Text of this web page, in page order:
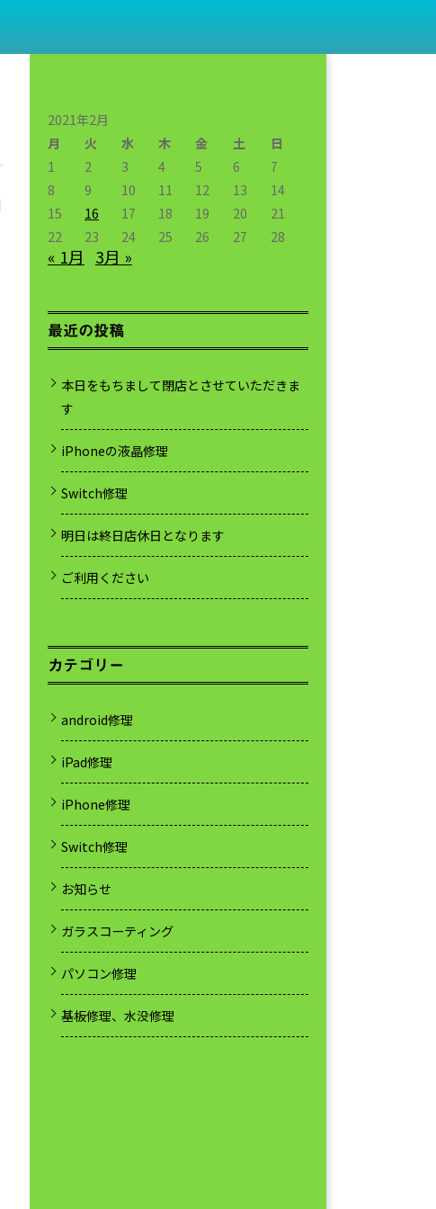
2021年2月
月
火 水 木 金 土
日
1
2 3 4 5 6
7
8
9 10 11 12 13
14
15
16 17 18 19 20
21
22
23 24 25 26 27 28
« 1月 3月 »
最近の投稿
本日をもちまして閉店とさせていただきま
す
iPhoneの液晶修理
Switch修理
明日は終日店休日となります
ご利用ください
カテゴリー
android修理
iPad修理
iPhone修理
Switch修理
お知らせ
ガラスコーティング
パソコン修理
基板修理、水没修理